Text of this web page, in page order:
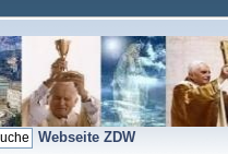
Webseite ZDW